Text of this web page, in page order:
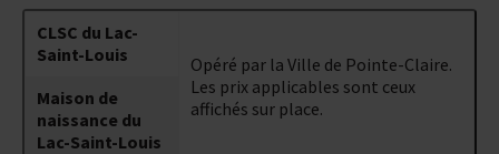
CLSC du Lac-
Saint-Louis
Opéré par la Ville de Pointe-Claire.
Les prix applicables sont ceux
affichés sur place.
Maison de
naissance du
Lac-Saint-Louis